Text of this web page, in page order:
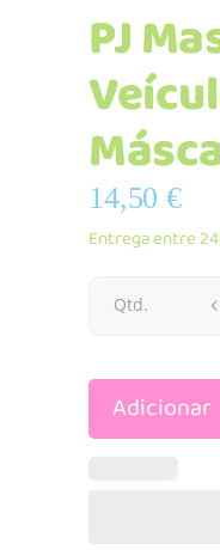
PJ
14,50€
Entrega entre
PJ
–
Qtd.
Adicionar